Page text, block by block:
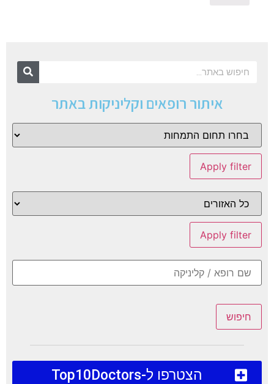
איתור רופאים וקליניקות באתר
Apply filter
Apply filter
חיפוש
הצטרפו ל-Top10Doctors